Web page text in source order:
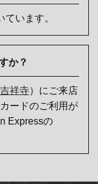
ています。
か？
祥寺）にご来店
ードのご利用が
Expressの